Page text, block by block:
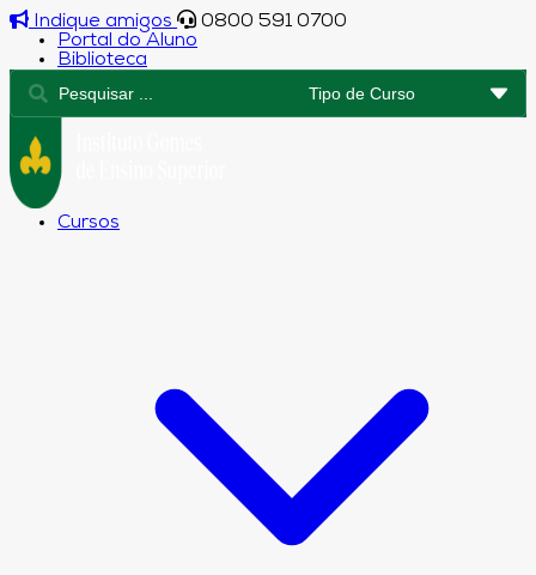
Indique amigos
0800 591 0700
Portal do Aluno
Biblioteca
Cursos